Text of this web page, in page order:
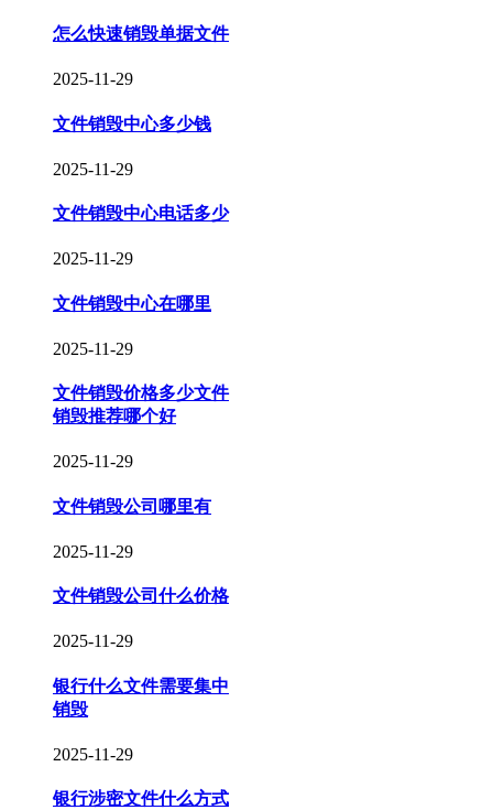
怎么快速销毁单据文件
2025-11-29
文件销毁中心多少钱
2025-11-29
文件销毁中心电话多少
2025-11-29
文件销毁中心在哪里
2025-11-29
文件销毁价格多少文件
销毁推荐哪个好
2025-11-29
文件销毁公司哪里有
2025-11-29
文件销毁公司什么价格
2025-11-29
银行什么文件需要集中
销毁
2025-11-29
银行涉密文件什么方式